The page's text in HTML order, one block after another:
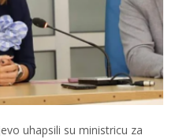
uhapsili su ministricu za